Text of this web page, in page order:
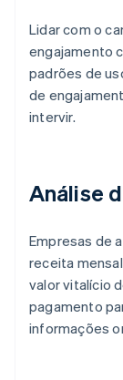
Lidar com o
engajamento
padrões de
de
intervir.
Análise
Empresas de
receita
valor vitalício
pagamento
informações